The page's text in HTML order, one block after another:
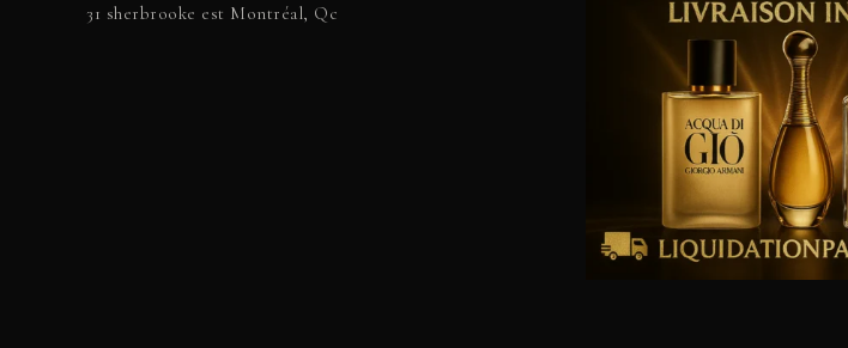
31 sherbrooke est Montréal, Qc